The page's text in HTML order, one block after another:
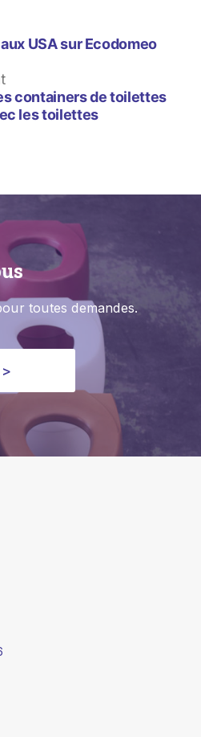
containers de toilettes
les toilettes
USA sur Ecodomeo
toutes demandes.